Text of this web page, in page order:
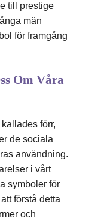
till prestige
män
för framgång
Om Våra
förr,
de sociala
användning.
i vårt
symboler för
förstå detta
och